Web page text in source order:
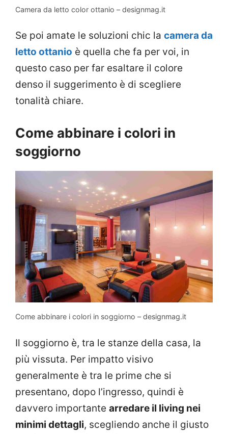
Camera da letto color ottanio – designmag.it
Se poi amate le soluzioni chic la camera da
letto ottanio è quella che fa per voi, in
questo caso per far esaltare il colore
denso il suggerimento è di scegliere
tonalità chiare.
Come abbinare i colori in
soggiorno
Come abbinare i colori in soggiorno – designmag.it
Il soggiorno è, tra le stanze della casa, la
più vissuta. Per impatto visivo
generalmente è tra le prime che si
presentano, dopo l’ingresso, quindi è
davvero importante arredare il living nei
minimi dettagli, scegliendo anche il giusto